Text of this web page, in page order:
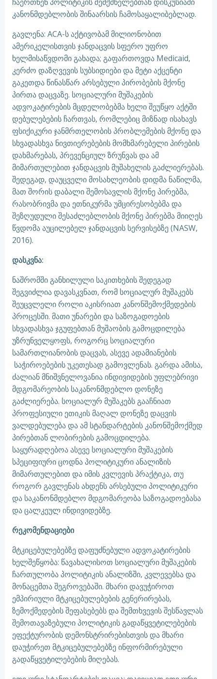
კანონმდებლობის შინაარსის ჩამოსაყალიბებლად.
გავლენა: ACA-ს აქტივობამ მილიონობით
ამერიკელისთვის ჯანდაცვის სფერო უფრო
ხელმისაწვდომი გახადა; გაფართოვდა Medicaid,
კერძო დაზღვევის სუბსიდიები და მეტი აქცენტი
გაკეთდა წინასწარ არსებული პირობების მქონე
პირთა დაცვაზე. სოციალური მუშაკების
ადვოკატირების მცდელობებმა ხელი შეუწყო აქტში
დებულებების ჩართვას, რომლებიც მიზნად ისახავს
ფსიქიკური ჯანმრთელობის პრობლემების მქონე და
სხვადასხვა ნივთიერებების მომხმარებელი პირების
დახმარებას, პრევენციულ ზრუნვას და ამ
მიმართულებით ჯანდაცვის მუშახელის გაძლიერებას.
შედეგად, დაუცველი მოსახლეობის დიდმა ნაწილმა,
მათ შორის დაბალი შემოსავლის მქონე პირებმა,
რასობრივმა და ეთნიკურმა უმცირესობებმა და
შეზღუდული შესაძლებლობის მქონე პირებმა მიიღეს
წვდომა აუცილებელ ჯანდაცვის სერვისებზე (NASW,
2016).
დასკვნა:
ნაშრომში განხილული საკითხების შედეგად
შეგვიძლია დავასკვნათ, რომ სოციალურ მუშაკებს
შეუცვლელი როლი აკისრიათ კანონშემოქმედების
პროცესში. მათი უნარები და საზოგადოების
სხვადასხვა ჯგუფებთან მუშაობის გამოცდილება
უზრუნველყოფს, როგორც სოციალური
სამართლიანობის დაცვას, ასევე ადამიანების
საჭიროებების უკეთესად გამოვლენას. გარდა ამისა,
ძალიან მნიშვნელოვანია ინდივიდების უფლებრივი
მდგომარეობის საკანონმდებლო დონეზე
გაძლიერება. სოციალურ მუშაკებს გააჩნიათ
პროფესიული ეთიკის მაღალ დონეზე დაცვის
ვალდებულება და ამ სტანდარტების კანონშემოქმედ
პირებთან ლობირების გამოცდილება.
საყურადღებოა ასევე სოციალური მუშაკების
სპეციფიური ცოდნა პოლიტიკური ანალიზის
მიმართულებით და იმის კვლევის პრაქტიკა, თუ
როგორ გავლენას ახდენს არსებული პოლიტიკური
და საკანონმდებლო მდგომარეობა საზოგადოებასა
და ცალკეულ ინდივიდებზე.
რეკომენდაციები
მტკიცებულებებზე დაფუძნებული ადვოკატირების
ხელშეწყობა: წავახალისოთ სოციალური მუშაკების
ჩართულობა პოლიტიკის ანალიზში, კვლევებსა და
მონაცემთა შეგროვებაში. მხარი დავუჭიროთ
ემპირიული მტკიცებულებების გენერირებას,
ზემოქმედების შეფასებებს და შემთხვევის შესწავლას
შემოთავაზებული პოლიტიკის გადაწყვეტილებების
ეფექტურობის დემონსტრირებისთვის და მხარი
დაუჭირეთ მტკიცებულებებზე ინფორმირებული
გადაწყვეტილებების მიღებას.